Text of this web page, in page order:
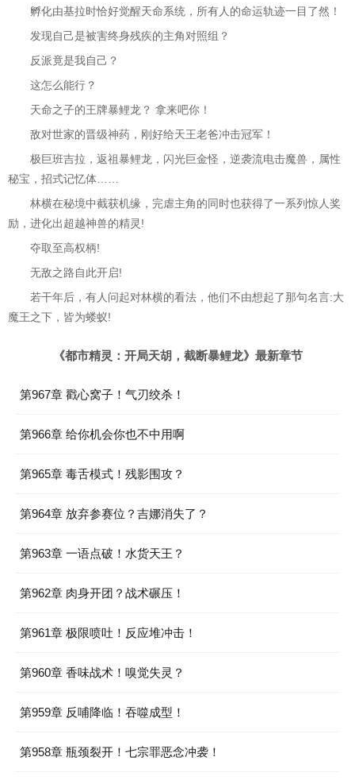
孵化由基拉时恰好觉醒天命系统，所有人的命运轨迹一目了然！
发现自己是被害终身残疾的主角对照组？
反派竟是我自己？
这怎么能行？
天命之子的王牌暴鲤龙？ 拿来吧你！
敌对世家的晋级神药，刚好给天王老爸冲击冠军！
极巨班吉拉，返祖暴鲤龙，闪光巨金怪，逆袭流电击魔兽，属性
秘宝，招式记忆体……
林横在秘境中截获机缘，完虐主角的同时也获得了一系列惊人奖
励，进化出超越神兽的精灵!
夺取至高权柄!
无敌之路自此开启!
若干年后，有人问起对林横的看法，他们不由想起了那句名言:大
魔王之下，皆为蝼蚁!
《都市精灵：开局天胡，截断暴鲤龙》最新章节
第967章 戳心窝子！气刃绞杀！
第966章 给你机会你也不中用啊
第965章 毒舌模式！残影围攻？
第964章 放弃参赛位？吉娜消失了？
第963章 一语点破！水货天王？
第962章 肉身开团？战术碾压！
第961章 极限喷吐！反应堆冲击！
第960章 香味战术！嗅觉失灵？
第959章 反哺降临！吞噬成型！
第958章 瓶颈裂开！七宗罪恶念冲袭！